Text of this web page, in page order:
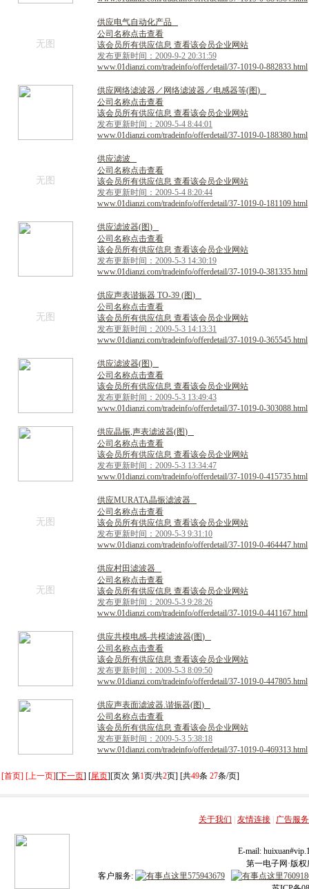
无图
供应电气自动化产品
公司名称点击查看
该会员所有供应信息 查看该会员企业网站
发布更新时间：2009-9-2 20:31:59
www.01dianzi.com/tradeinfo/offerdetail/37-1019-0-882833.html
供应网络滤波器／ 网络滤波器／ 电感器等(图)
公司名称点击查看
该会员所有供应信息 查看该会员企业网站
发布更新时间：2009-5-4 8:44:01
www.01dianzi.com/tradeinfo/offerdetail/37-1019-0-188380.html
无图
供应滤波
公司名称点击查看
该会员所有供应信息 查看该会员企业网站
发布更新时间：2009-5-4 8:20:44
www.01dianzi.com/tradeinfo/offerdetail/37-1019-0-181109.html
供应滤波器(图)
公司名称点击查看
该会员所有供应信息 查看该会员企业网站
发布更新时间：2009-5-3 14:30:19
www.01dianzi.com/tradeinfo/offerdetail/37-1019-0-381335.html
无图
供应声表谐振器 TO-39 (图)
公司名称点击查看
该会员所有供应信息 查看该会员企业网站
发布更新时间：2009-5-3 14:13:31
www.01dianzi.com/tradeinfo/offerdetail/37-1019-0-365545.html
供应滤波器(图)
公司名称点击查看
该会员所有供应信息 查看该会员企业网站
发布更新时间：2009-5-3 13:49:43
www.01dianzi.com/tradeinfo/offerdetail/37-1019-0-303088.html
供应晶振,声表滤波器(图)
公司名称点击查看
该会员所有供应信息 查看该会员企业网站
发布更新时间：2009-5-3 13:34:47
www.01dianzi.com/tradeinfo/offerdetail/37-1019-0-415735.html
无图
供应MURATA晶振滤波器
公司名称点击查看
该会员所有供应信息 查看该会员企业网站
发布更新时间：2009-5-3 9:31:10
www.01dianzi.com/tradeinfo/offerdetail/37-1019-0-464447.html
无图
供应村田滤波器
公司名称点击查看
该会员所有供应信息 查看该会员企业网站
发布更新时间：2009-5-3 9:28:26
www.01dianzi.com/tradeinfo/offerdetail/37-1019-0-441167.html
供应共模电感-共模滤波器(图)
公司名称点击查看
该会员所有供应信息 查看该会员企业网站
发布更新时间：2009-5-3 8:09:50
www.01dianzi.com/tradeinfo/offerdetail/37-1019-0-447805.html
供应声表面滤波器.谐振器(图)
公司名称点击查看
该会员所有供应信息 查看该会员企业网站
发布更新时间：2009-5-3 5:38:18
www.01dianzi.com/tradeinfo/offerdetail/37-1019-0-469313.html
[首页] [上一页][下一页] [尾页][页次 第1页/共2页] [共49条 27条/页]
关于我们 友情连接 广告服务
E-mail:
第一电子网·版权
客户服务: